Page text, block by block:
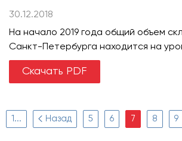
30.12.2018
На начало 2019 года общий объем
Санкт-Петербурга находится на
Скачать PDF
1... Назад 5 6 7 8 9